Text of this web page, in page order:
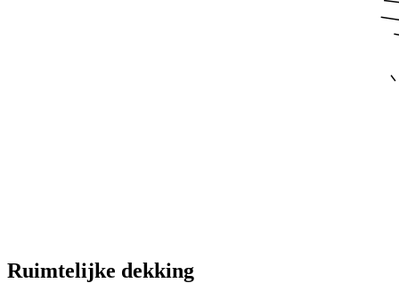
Ruimtelijke dekking